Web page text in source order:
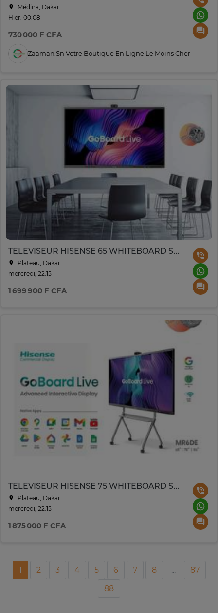
Médina, Dakar
Hier, 00:08
730 000 F CFA
Zaaman.sn Votre Boutique En Ligne Le Moins Cher
TELEVISEUR HISENSE 65 WHITEBOARD SMART UHD 4K TACTILE
Plateau, Dakar
mercredi, 22:15
1 699 900 F CFA
TELEVISEUR HISENSE 75 WHITEBOARD SMART UHD 4K TACTILE
Plateau, Dakar
mercredi, 22:15
1 875 000 F CFA
1 2 3 4 5 6 7 8 ...
87
88